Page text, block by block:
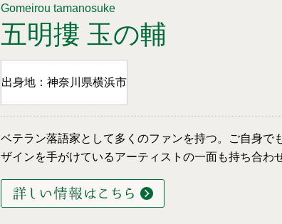
Gomeirou tamanosuke
五明摟 玉の輔
出身地：神奈川県横浜市
ベテラン落語家として多くのファンを持つ。ご自身で
ザインを手がけているアーティストの一面も持ち合